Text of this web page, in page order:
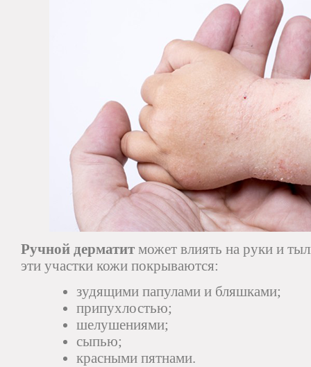
Ручной дерматит может влиять на руки и
эти участки кожи покрываются:
зудящими папулами и бляшками;
припухлостью;
шелушениями;
сыпью;
красными пятнами.